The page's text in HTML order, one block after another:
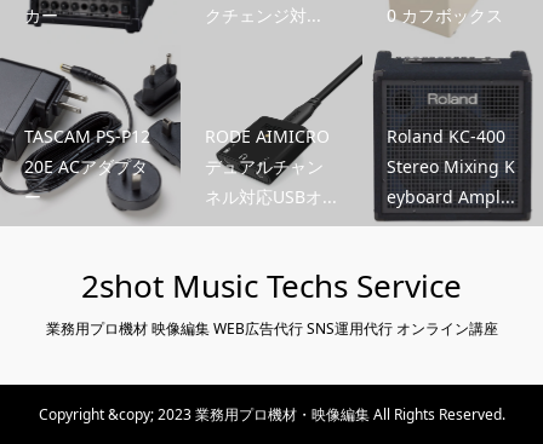
カー
クチェンジ対...
0 カフボックス
TASCAM PS-P12
20E ACアダプタ
ー
RODE AIMICRO
デュアルチャン
ネル対応USBオ...
Roland KC-400
Stereo Mixing K
eyboard Ampl...
2shot Music Techs Service
業務用プロ機材 映像編集 WEB広告代行 SNS運用代行 オンライン講座
Copyright &copy; 2023 業務用プロ機材・映像編集 All Rights Reserved.